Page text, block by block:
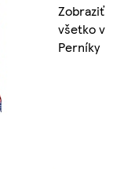
Zobraziť
všetko v
Perníky